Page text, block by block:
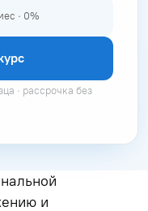
· 0%
· рассрочка без
и